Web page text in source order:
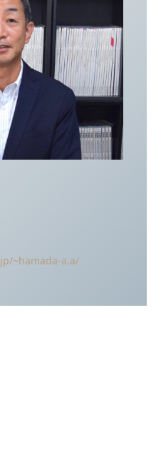
~hamada-a.a/